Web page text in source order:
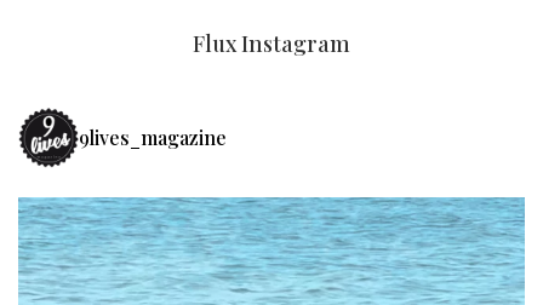
Flux Instagram
9lives_magazine